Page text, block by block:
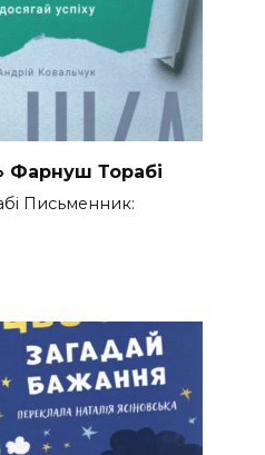
Фарнуш Торабі
Письменник: